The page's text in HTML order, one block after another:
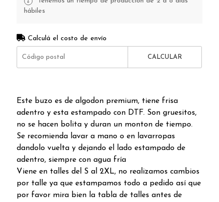
hábiles
Calculá el costo de envío
CALCULAR
Este buzo es de algodon premium, tiene frisa
adentro y esta estampado con DTF. Son gruesitos,
no se hacen bolita y duran un monton de tiempo.
Se recomienda lavar a mano o en lavarropas
dandolo vuelta y dejando el lado estampado de
adentro, siempre con agua fría
Viene en talles del S al 2XL, no realizamos cambios
por talle ya que estampamos todo a pedido así que
por favor mira bien la tabla de talles antes de